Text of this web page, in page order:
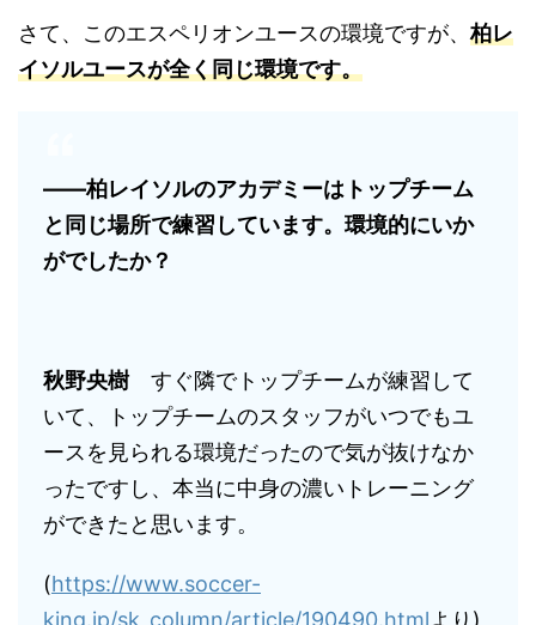
さて、このエスペリオンユースの環境ですが、柏レ
イソルユースが全く同じ環境です。
――柏レイソルのアカデミーはトップチーム
と同じ場所で練習しています。環境的にいか
がでしたか？
秋野央樹 すぐ隣でトップチームが練習して
いて、トップチームのスタッフがいつでもユ
ースを見られる環境だったので気が抜けなか
ったですし、本当に中身の濃いトレーニング
ができたと思います。
(https://www.soccer-
king.jp/sk_column/article/190490.htmlより)